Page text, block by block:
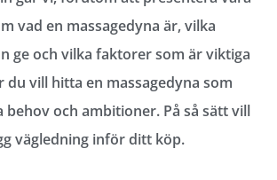
vad en massagedyna är, vilka
ge och vilka faktorer som är viktiga
du vill hitta en massagedyna som
behov och ambitioner. På så sätt vill
vägledning inför ditt köp.